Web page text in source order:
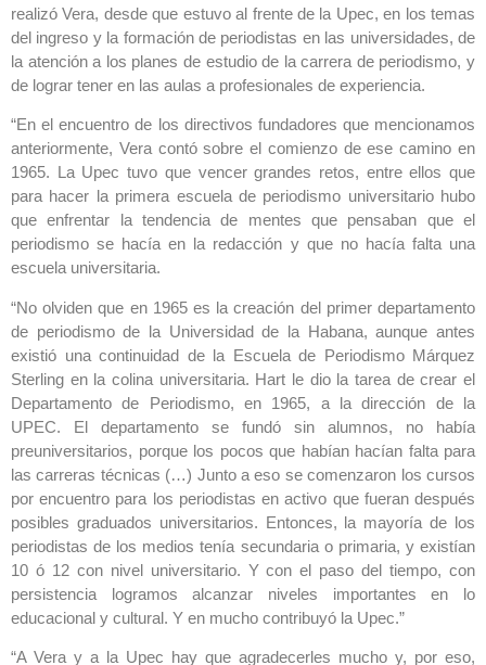
realizó Vera, desde que estuvo al frente de la Upec, en los temas
del ingreso y la formación de periodistas en las universidades, de
la atención a los planes de estudio de la carrera de periodismo, y
de lograr tener en las aulas a profesionales de experiencia.
“En el encuentro de los directivos fundadores que mencionamos
anteriormente, Vera contó sobre el comienzo de ese camino en
1965. La Upec tuvo que vencer grandes retos, entre ellos que
para hacer la primera escuela de periodismo universitario hubo
que enfrentar la tendencia de mentes que pensaban que el
periodismo se hacía en la redacción y que no hacía falta una
escuela universitaria.
“No olviden que en 1965 es la creación del primer departamento
de periodismo de la Universidad de la Habana, aunque antes
existió una continuidad de la Escuela de Periodismo Márquez
Sterling en la colina universitaria. Hart le dio la tarea de crear el
Departamento de Periodismo, en 1965, a la dirección de la
UPEC. El departamento se fundó sin alumnos, no había
preuniversitarios, porque los pocos que habían hacían falta para
las carreras técnicas (…) Junto a eso se comenzaron los cursos
por encuentro para los periodistas en activo que fueran después
posibles graduados universitarios. Entonces, la mayoría de los
periodistas de los medios tenía secundaria o primaria, y existían
10 ó 12 con nivel universitario. Y con el paso del tiempo, con
persistencia logramos alcanzar niveles importantes en lo
educacional y cultural. Y en mucho contribuyó la Upec.”
“A Vera y a la Upec hay que agradecerles mucho y, por eso,